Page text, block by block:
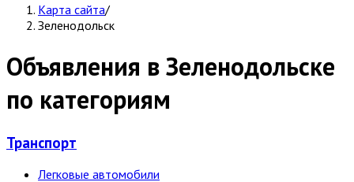
Карта сайта/
Зеленодольск
Объявления в Зеленодольске
по категориям
Транспорт
Легковые автомобили